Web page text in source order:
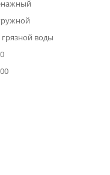
грязной воды